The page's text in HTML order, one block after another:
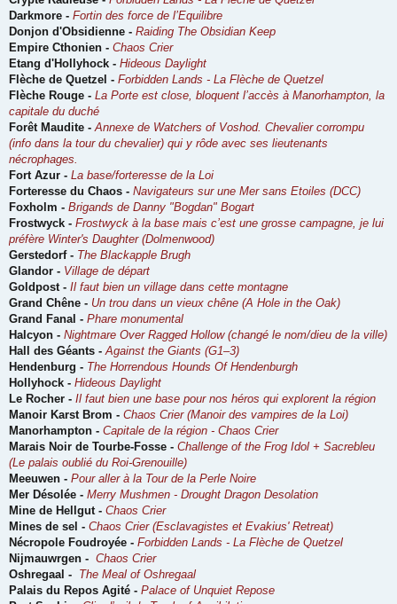
Darkmore - Fortin des force de l’Equilibre
Donjon d'Obsidienne - Raiding The Obsidian Keep
Empire Cthonien - Chaos Crier
Etang d'Hollyhock - Hideous Daylight
Flèche de Quetzel - Forbidden Lands - La Flèche de Quetzel
Flèche Rouge - La Porte est close, bloquent l’accès à Manorhampton, la
capitale du duché
Forêt Maudite - Annexe de Watchers of Voshod. Chevalier corrompu
(info dans la tour du chevalier) qui y rôde avec ses lieutenants
nécrophages.
Fort Azur - La base/forteresse de la Loi
Forteresse du Chaos - Navigateurs sur une Mer sans Etoiles (DCC)
Foxholm - Brigands de Danny "Bogdan" Bogart
Frostwyck - Frostwyck à la base mais c’est une grosse campagne, je lui
préfère Winter's Daughter (Dolmenwood)
Gerstedorf - The Blackapple Brugh
Glandor - Village de départ
Goldpost - Il faut bien un village dans cette montagne
Grand Chêne - Un trou dans un vieux chêne (A Hole in the Oak)
Grand Fanal - Phare monumental
Halcyon - Nightmare Over Ragged Hollow (changé le nom/dieu de la ville)
Hall des Géants - Against the Giants (G1–3)
Hendenburg - The Horrendous Hounds Of Hendenburgh
Hollyhock - Hideous Daylight
Le Rocher - Il faut bien une base pour nos héros qui explorent la région
Manoir Karst Brom - Chaos Crier (Manoir des vampires de la Loi)
Manorhampton - Capitale de la région - Chaos Crier
Marais Noir de Tourbe-Fosse - Challenge of the Frog Idol + Sacrebleu
(Le palais oublié du Roi-Grenouille)
Meeuwen - Pour aller à la Tour de la Perle Noire
Mer Désolée - Merry Mushmen - Drought Dragon Desolation
Mine de Hellgut - Chaos Crier
Mines de sel - Chaos Crier (Esclavagistes et Evakius' Retreat)
Nécropole Foudroyée - Forbidden Lands - La Flèche de Quetzel
Nijmauwrgen - Chaos Crier
Oshregaal - The Meal of Oshregaal
Palais du Repos Agité - Palace of Unquiet Repose